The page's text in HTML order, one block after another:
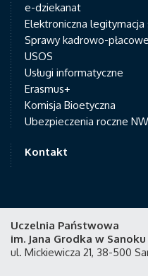
e-dziekanat
Elektroniczna
Sprawy kadrowo-płacowe
USOS
Usługi informatyczne
Erasmus+
Komisja Bioetyczna
Ubezpieczenia roczne NW
Kontakt
Uczelnia Państwowa
im. Jana Grodka w Sanoku
ul. Mickiewicza 21, 38-500